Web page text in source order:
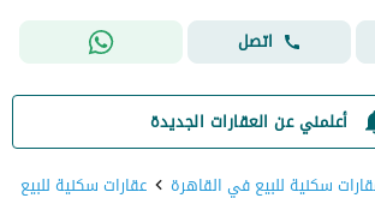
اتصل
أعلمني عن العقارات الجديدة
سكنية للبيع في القاهرة عقارات سكنية للبيع